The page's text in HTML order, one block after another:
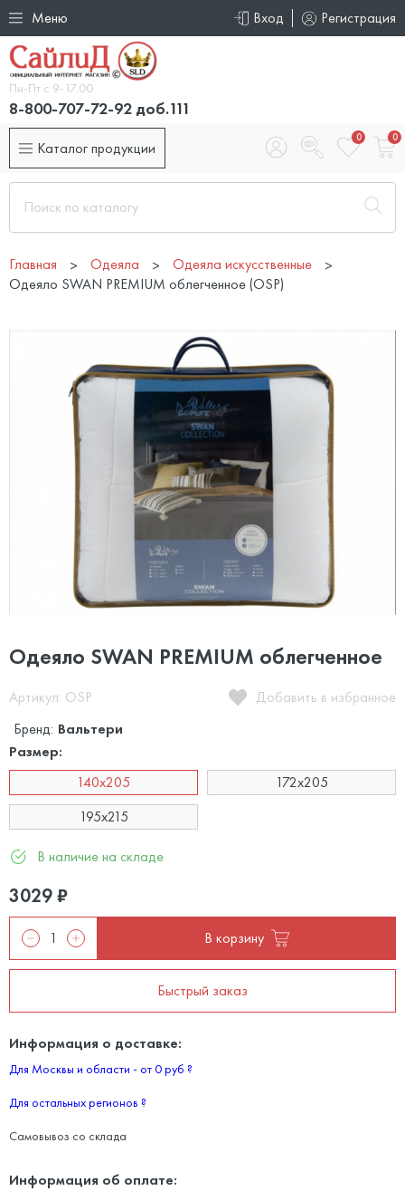
Меню Вход Регистрация
Пн-Пт с 9-17.00
8-800-707-72-92 доб.111
Каталог продукции
0 0
Главная Одеяла
Одеяла искусственные
Одеяло SWAN PREMIUM облегченное (OSP)
Одеяло SWAN PREMIUM облегченное
Артикул: OSP
Добавить в избранное
Бренд: Вальтери
Размер:
140x205
172x205
195x215
В наличие на складе
3029₽
В корзину
Быстрый заказ
Информация о доставке:
Для Москвы и области - от 0 руб ?
Для остальных регионов ?
Самовывоз со склада
Информация об оплате: